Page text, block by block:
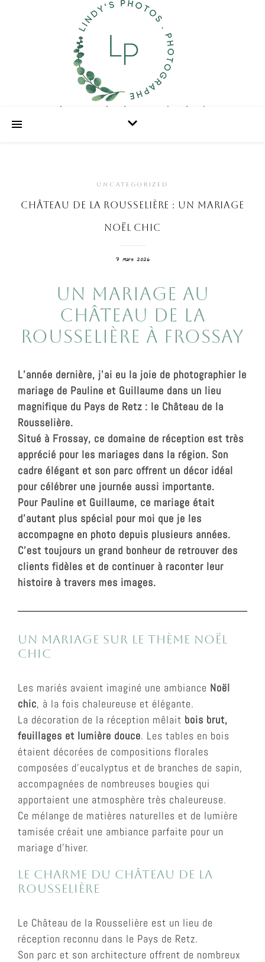
Photographe de portraits de vie
UNCATEGORIZED
CHÂTEAU DE LA ROUSSELIÈRE : UN MARIAGE
NOËL CHIC
7 mars 2026
Un mariage au
Château de la
Rousselière à Frossay
L’année dernière, j’ai eu la joie de photographier le
mariage de Pauline et Guillaume dans un lieu
magnifique du Pays de Retz : le Château de la
Rousselière.
Situé à Frossay, ce domaine de réception est très
apprécié pour les mariages dans la région. Son
cadre élégant et son parc offrent un décor idéal
pour célébrer une journée aussi importante.
Pour Pauline et Guillaume, ce mariage était
d’autant plus spécial pour moi que je les
accompagne en photo depuis plusieurs années.
C’est toujours un grand bonheur de retrouver des
clients fidèles et de continuer à raconter leur
histoire à travers mes images.
Un mariage sur le thème Noël
chic
Les mariés avaient imaginé une ambiance Noël
chic, à la fois chaleureuse et élégante.
La décoration de la réception mêlait bois brut,
feuillages et lumière douce. Les tables en bois
étaient décorées de compositions florales
composées d’eucalyptus et de branches de sapin,
accompagnées de nombreuses bougies qui
apportaient une atmosphère très chaleureuse.
Ce mélange de matières naturelles et de lumière
tamisée créait une ambiance parfaite pour un
mariage d’hiver.
Le charme du Château de la
Rousselière
Le Château de la Rousselière est un lieu de
réception reconnu dans le Pays de Retz.
Son parc et son architecture offrent de nombreux